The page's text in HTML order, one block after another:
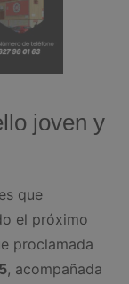
joven y
que
el próximo
proclamada
, acompañada